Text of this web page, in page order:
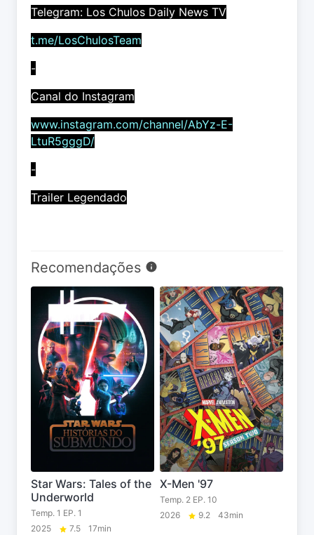
Telegram: Los Chulos Daily News TV
t.me/LosChulosTeam
-
Canal do Instagram
www.instagram.com/channel/AbYz-E-
LtuR5gggD/
-
Trailer Legendado
Recomendações
Star Wars: Tales of the
Underworld
Temp. 1 EP. 1
2025
7.5 17min
X-Men '97
Temp. 2 EP. 10
2026
9.2 43min